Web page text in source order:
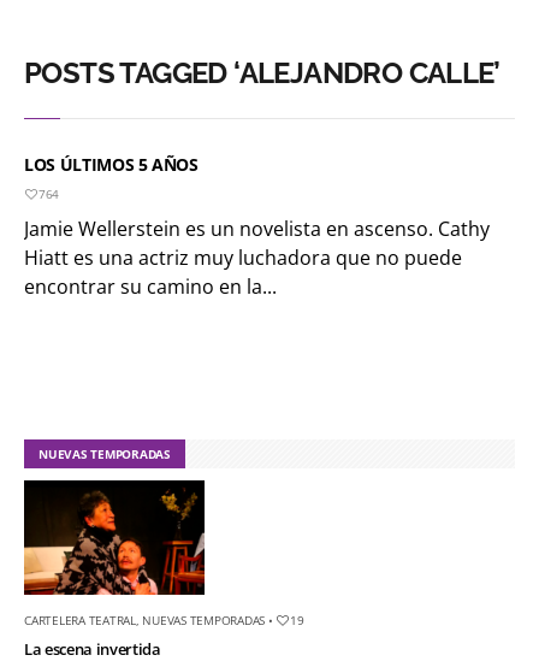
POSTS TAGGED ‘ALEJANDRO CALLE’
LOS ÚLTIMOS 5 AÑOS
764
Jamie Wellerstein es un novelista en ascenso. Cathy
Hiatt es una actriz muy luchadora que no puede
encontrar su camino en la...
NUEVAS TEMPORADAS
CARTELERA TEATRAL NUEVAS TEMPORADAS • 19
La escena invertida